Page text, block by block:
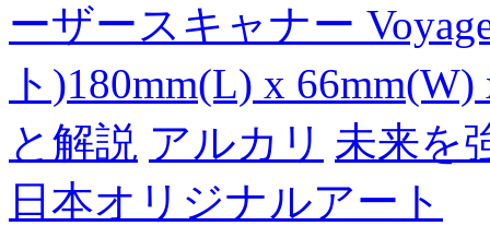
ーザースキャナー
ト)180mm(L) x
と解説 アルカリ 未来を
日本オリジナルアート